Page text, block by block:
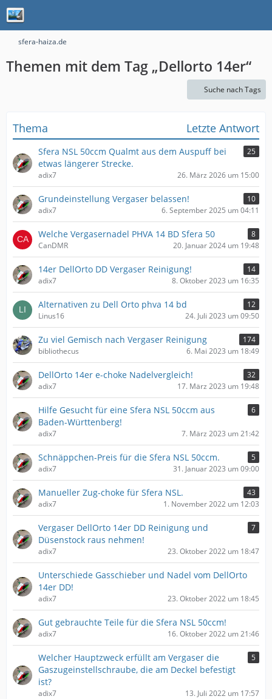
sfera-haiza.de
Themen mit dem Tag „Dellorto 14er“
Suche nach Tags
Thema Letzte Antwort
Sfera NSL 50ccm Qualmt aus dem Auspuff bei
etwas längerer Strecke.
25
adix7 26. März 2026 um 15:00
Grundeinstellung Vergaser belassen!
10
adix7
6. September 2025 um 04:11
Welche Vergasernadel PHVA 14 BD Sfera 50
8
CanDMR
20. Januar 2024 um 19:48
14er DellOrto DD Vergaser Reinigung!
14
adix7
8. Oktober 2023 um 16:35
Alternativen zu Dell Orto phva 14 bd
12
Linus16
24. Juli 2023 um 09:50
Zu viel Gemisch nach Vergaser Reinigung
174
bibliothecus
6. Mai 2023 um 18:49
DellOrto 14er e-choke Nadelvergleich!
32
adix7
17. März 2023 um 19:48
Hilfe Gesucht für eine Sfera NSL 50ccm aus
Baden-Württenberg!
6
adix7 7. März 2023 um 21:42
Schnäppchen-Preis für die Sfera NSL 50ccm.
5
adix7
31. Januar 2023 um 09:00
Manueller Zug-choke für Sfera NSL.
43
adix7
1. November 2022 um 12:03
Vergaser DellOrto 14er DD Reinigung und
Düsenstock raus nehmen!
7
adix7 23. Oktober 2022 um 18:47
Unterschiede Gasschieber und Nadel vom DellOrto
14er DD!
adix7 23. Oktober 2022 um 18:45
Gut gebrauchte Teile für die Sfera NSL 50ccm!
adix7 16. Oktober 2022 um 21:46
Welcher Hauptzweck erfüllt am Vergaser die
Gaszugeinstellschraube, die am Deckel befestigt
ist?
5
adix7 13. Juli 2022 um 17:57